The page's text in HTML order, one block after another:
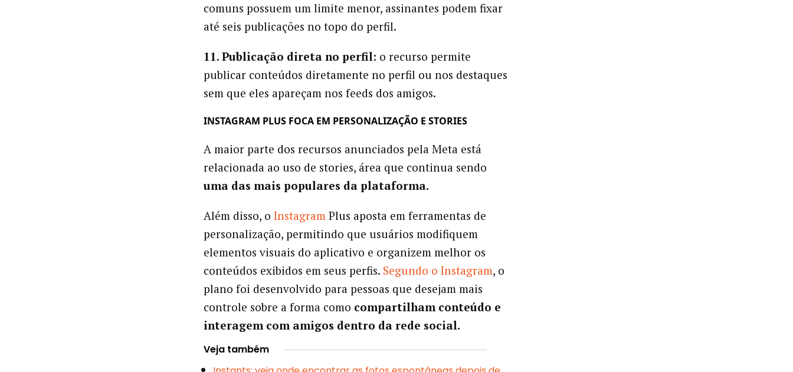
comuns possuem um limite menor, assinantes podem fixar
até seis publicações no topo do perfil.
11. Publicação direta no perfil: o recurso permite
publicar conteúdos diretamente no perfil ou nos destaques
sem que eles apareçam nos feeds dos amigos.
INSTAGRAM PLUS FOCA EM PERSONALIZAÇÃO E STORIES
A maior parte dos recursos anunciados pela Meta está
relacionada ao uso de stories, área que continua sendo
uma das mais populares da plataforma.
Além disso, o InstagramPlus aposta em ferramentas de
personalização, permitindo que usuários modifiquem
elementos visuais do aplicativo e organizem melhor os
conteúdos exibidos em seus perfis. Segundo o Instagram, o
plano foi desenvolvido para pessoas que desejam mais
controle sobre a forma como compartilham conteúdo e
interagem com amigos dentro da rede social.
Veja também